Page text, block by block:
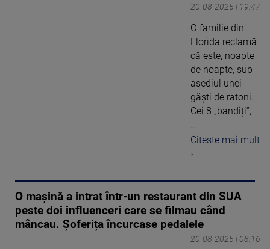
20-08-2025 | 19:47
O familie din
Florida reclamă
că este, noapte
de noapte, sub
asediul unei
găști de ratoni.
Cei 8 „bandiți”,
...
Citeste mai mult
›
O mașină a intrat într-un restaurant din SUA
peste doi influenceri care se filmau când
mâncau. Șoferița încurcase pedalele
20-08-2025 | 08:16